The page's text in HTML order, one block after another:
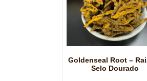
Goldenseal Root –
Selo Dourado